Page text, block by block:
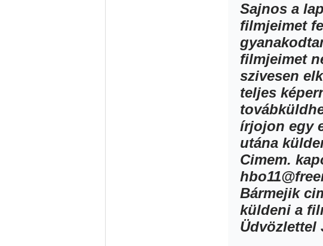
Sajnos a
filmjeimet
filmjeimet
szivesen
teljes
írjojon egy
utána
Cimem.
Bármejik
küldeni a
Üdvözlettel